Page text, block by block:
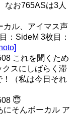
なお765ASは3人
カル、アイマス声
：SideM 3枚目：
これを聞くため
スにしばらく滞
（私は今日それ
😇
にそんボーカル ア